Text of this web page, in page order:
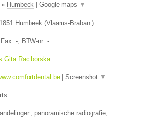
» Humbeek Google maps ▼
1851 Humbeek (Vlaams-Brabant)
, Fax: - , BTW-nr: -
Gita Raciborska
Screenshot ▼
panoramische radiografie,